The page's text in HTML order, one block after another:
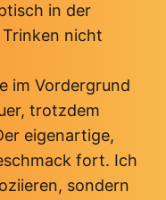
in der
Trinken nicht
im Vordergrund
trotzdem
eigenartige,
fort. Ich
sondern